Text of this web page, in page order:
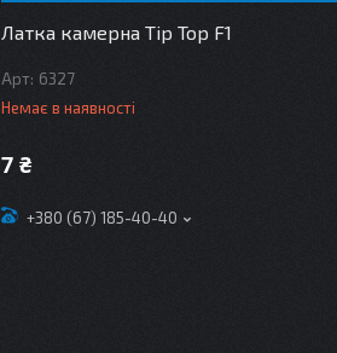
Латка камерна Tip Top F1
6327
Немає в наявності
7 ₴
+380 (67) 185-40-40